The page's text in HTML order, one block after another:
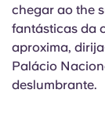
chegar ao the
fantásticas da
aproxima,
Palácio
deslumbrante.